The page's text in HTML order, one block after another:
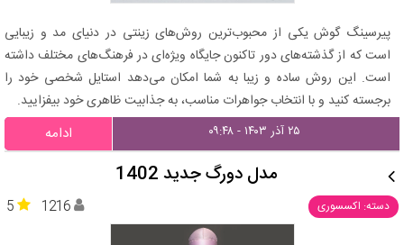
پیرسینگ گوش یکی از محبوب‌ترین روش‌های زینتی در دنیای مد و زیبایی
است که از گذشته‌های دور تاکنون جایگاه ویژه‌ای در فرهنگ‌های مختلف داشته
است. این روش ساده و زیبا به شما امکان می‌دهد استایل شخصی خود را
برجسته کنید و با انتخاب جواهرات مناسب، به جذابیت ظاهری خود بیفزایید.
۲۵ آذر ۱۴۰۳ - ۰۹:۴۸ ادامه
مدل دورگ جدید 1402
دسته: اکسسوری 5 1216